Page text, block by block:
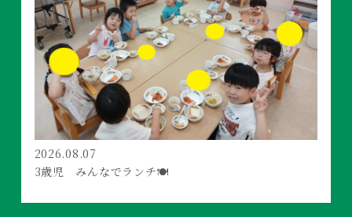
2026.08.07
3歳児 みんなでランチ🍽️